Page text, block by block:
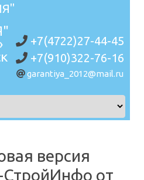
+7(4722)27-44-45
+7(910)322-76-16
garantiya_2012@mail.ru
версия
от